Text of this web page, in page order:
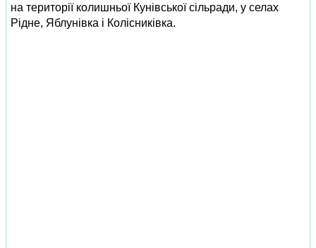
на території колишньої Кунівської сільради, у селах
Рідне, Яблунівка і Колісниківка.